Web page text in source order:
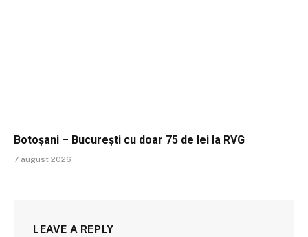
Botoșani – București cu doar 75 de lei la RVG
7 august 2026
LEAVE A REPLY